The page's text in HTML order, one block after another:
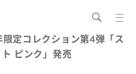
定コレクション第4弾「ス
ピンク」発売